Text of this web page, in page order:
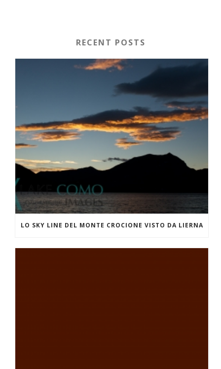
RECENT POSTS
LO SKY LINE DEL MONTE CROCIONE VISTO DA LIERNA